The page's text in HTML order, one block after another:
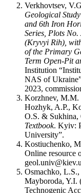
Verkhovtsev,
Geological
and 6th Iron
Series, Plots
(Kryvyi Rih),
of the Primary
Term Open-Pit
Institution
NAS of
2023,
Korzhnev, M.M.
Hozhyk, A.P.,
O.S. &
Textbook. Kyiv:
University”.
Kostiuchenko,
Online resource
Osmachko,
Mayboroda, Y.I.
Technogenic